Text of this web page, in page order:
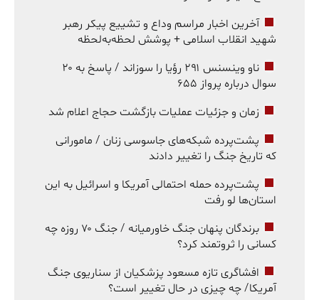
آخرین اخبار مراسم وداع و تشییع پیکر رهبر
شهید انقلاب اسلامی + پوشش لحظه‌به‌لحظه
ناو وینسنس ۲۹۱ رؤیا را سوزاند / پاسخ به ۲۰
سوال درباره پرواز ۶۵۵
زمان و جزئیات عملیات بازگشت حجاج اعلام شد
پشت‌پرده شبکه‌های جاسوسی زنان / مامورانی
که تاریخ جنگ را تغییر دادند
پشت‌پرده حمله احتمالی آمریکا و اسرائیل به این
استان‌ها لو رفت
برندگان پنهان جنگ خاورمیانه / جنگ ۷۰ روزه چه
کسانی را ثروتمند کرد؟
افشاگری تازه مسعود پزشکیان از سناریوی جنگ
آمریکا/ چه چیزی در حال تغییر است؟